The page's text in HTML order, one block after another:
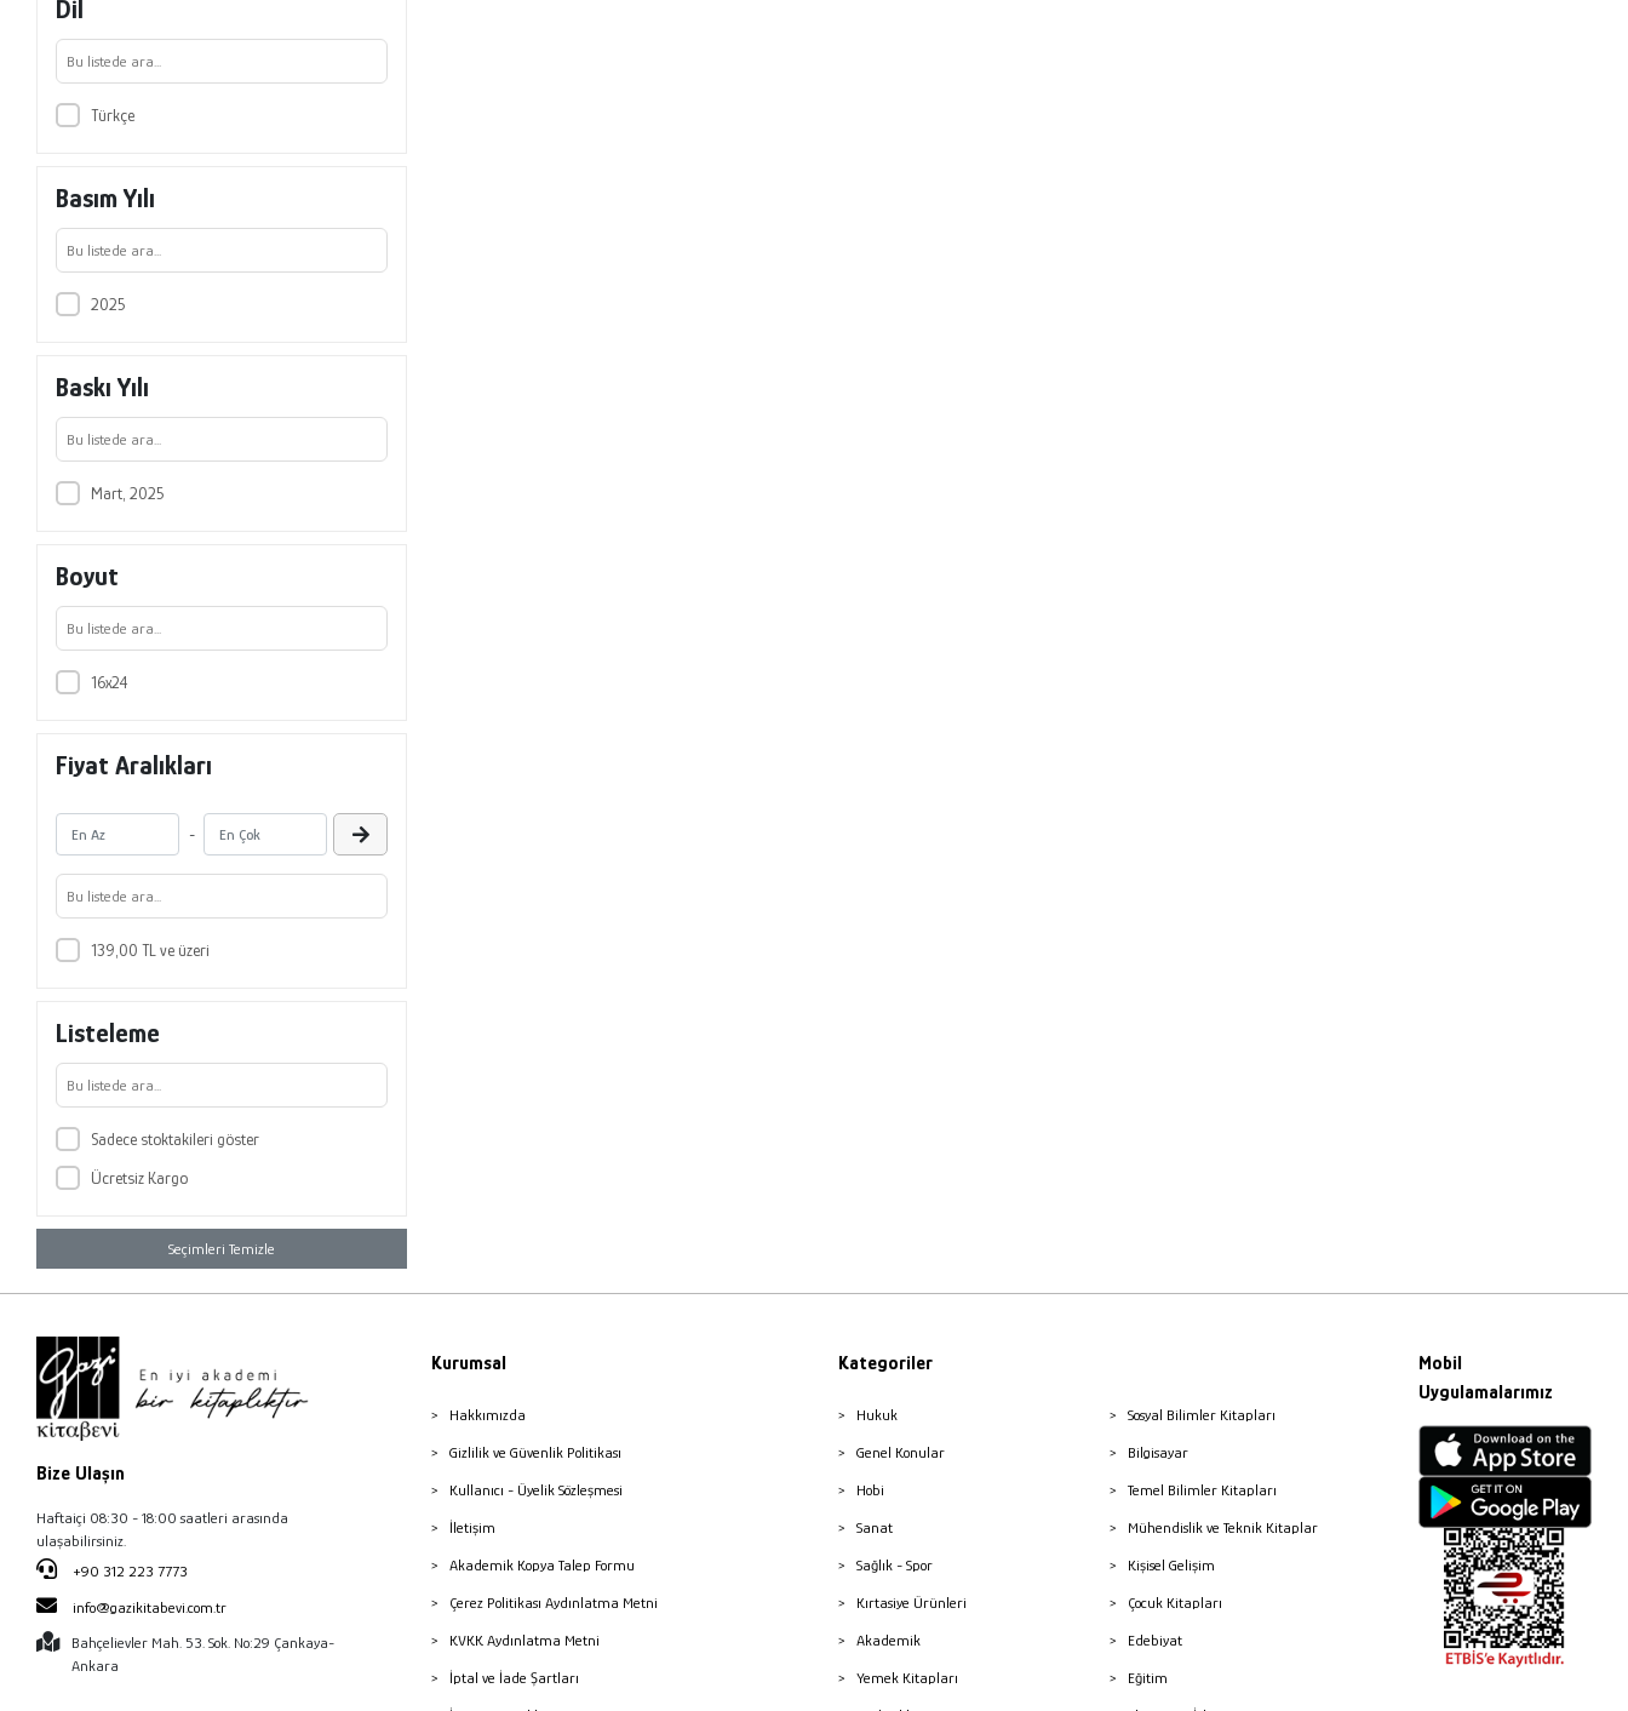
Dil
Türkçe
Basım Yılı
2025
Baskı Yılı
Mart, 2025
Boyut
16x24
Fiyat Aralıkları
-
139,00 TL ve üzeri
Listeleme
Sadece stoktakileri göster
Ücretsiz Kargo
Seçimleri Temizle
Bize Ulaşın
Haftaiçi 08:30 - 18:00 saatleri arasında
ulaşabilirsiniz.
+90 312 223 7773
info@gazikitabevi.com.tr
Bahçelievler Mah. 53. Sok. No:29 Çankaya-
Ankara
Kurumsal
Hakkımızda
Gizlilik ve Güvenlik Politikası
Kullanıcı - Üyelik Sözleşmesi
İletişim
Akademik Kopya Talep Formu
Çerez Politikası Aydınlatma Metni
KVKK Aydınlatma Metni
İptal ve İade Şartları
Kategoriler
Hukuk
Genel Konular
Hobi
Sanat
Sağlık - Spor
Kırtasiye Ürünleri
Akademik
Yemek Kitapları
Sosyal Bilimler Kitapları
Bilgisayar
Temel Bilimler Kitapları
Mühendislik ve Teknik Kitaplar
Kişisel Gelişim
Çocuk Kitapları
Edebiyat
Eğitim
Mobil
Uygulamalarımız